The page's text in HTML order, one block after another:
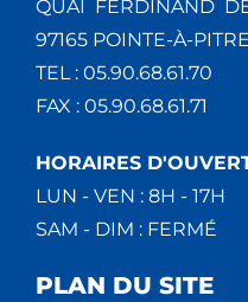
QUAI FERDINAND
97165 POINTE-À-
TEL : 05.90.68.61.70
FAX : 05.90.68.61.71
HORAIRES
LUN - VEN : 8H - 17H
SAM - DIM : FERMÉ
PLAN DU SITE